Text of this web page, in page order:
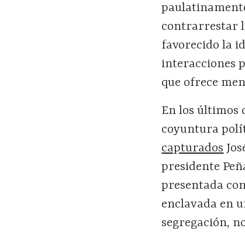
contrarrestar
favorecido la
interacciones
que ofrece
En los últimos
coyuntura
capturados
presidente
presentada
enclavada en
segregación,